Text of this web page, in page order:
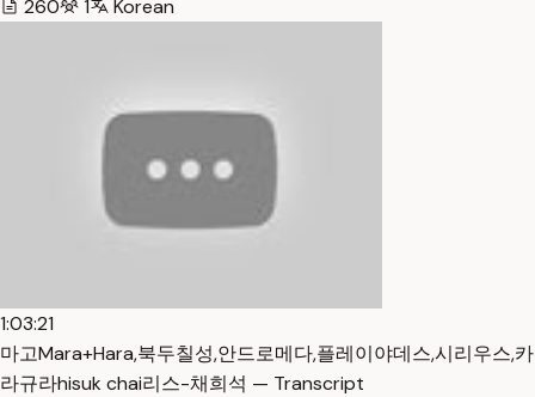
260 1 Korean
1:03:21
마고Mara+Hara,북두칠성,안드로메다,플레이야데스,시리우스,카
라규라hisuk chai리스-채희석 — Transcript